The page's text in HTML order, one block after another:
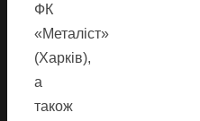
ФК
«Металіст»
(Харків),
а
також